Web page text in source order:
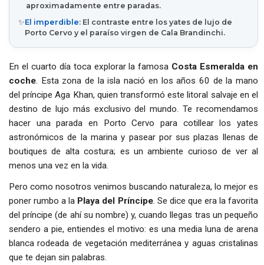
aproximadamente entre paradas.
✨El imperdible: El contraste entre los yates de lujo de
Porto Cervo y el paraíso virgen de Cala Brandinchi.
En el cuarto día toca explorar la famosa Costa Esmeralda en
coche. Esta zona de la isla nació en los años 60 de la mano
del príncipe Aga Khan, quien transformó este litoral salvaje en el
destino de lujo más exclusivo del mundo. Te recomendamos
hacer una parada en Porto Cervo para cotillear los yates
astronómicos de la marina y pasear por sus plazas llenas de
boutiques de alta costura; es un ambiente curioso de ver al
menos una vez en la vida.
Pero como nosotros venimos buscando naturaleza, lo mejor es
poner rumbo a la Playa del Príncipe. Se dice que era la favorita
del príncipe (de ahí su nombre) y, cuando llegas tras un pequeño
sendero a pie, entiendes el motivo: es una media luna de arena
blanca rodeada de vegetación mediterránea y aguas cristalinas
que te dejan sin palabras.